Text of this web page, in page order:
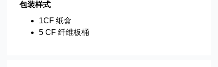
包装样式
1CF 纸盒
5 CF 纤维板桶